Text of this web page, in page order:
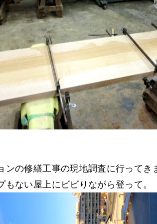
ンの修繕工事の現地調査に行ってき
もない屋上にビビりながら登って。